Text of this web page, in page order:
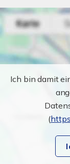
Ich bin damit
(